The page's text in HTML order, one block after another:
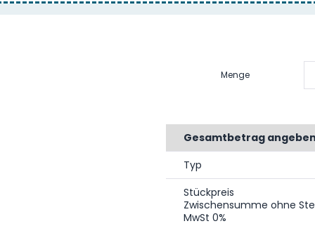
Menge
Gesamtbetrag
Typ
Stückpreis
Zwischensumme ohne
MwSt 0%